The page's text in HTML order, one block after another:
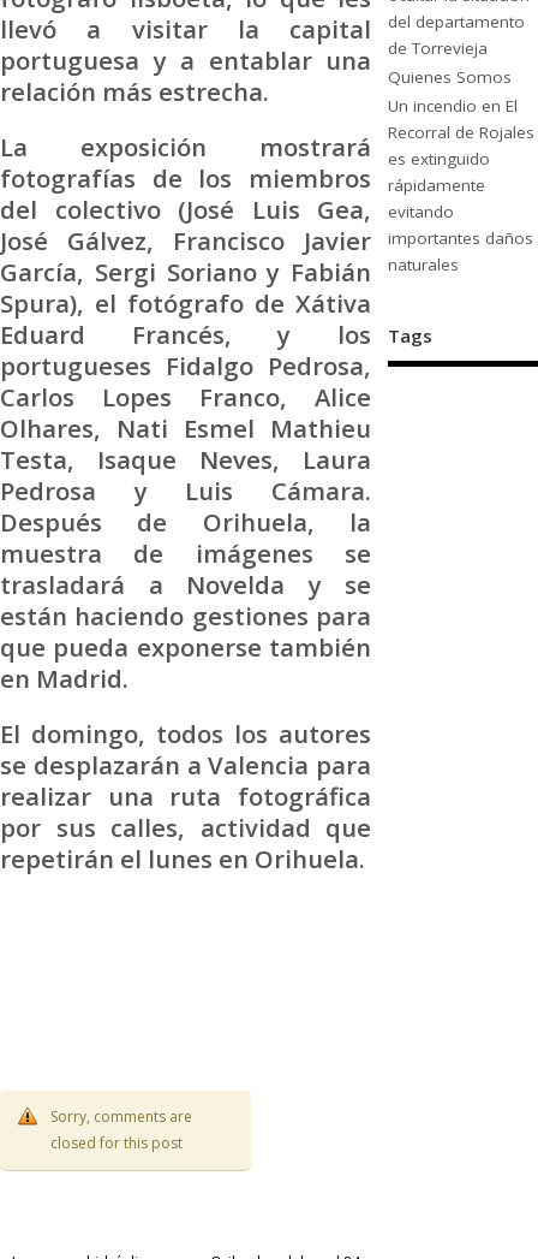
llevó a visitar la capital
portuguesa y a entablar una
relación más estrecha.
La exposición mostrará
fotografías de los miembros
del colectivo (José Luis Gea,
José Gálvez, Francisco Javier
García, Sergi Soriano y Fabián
Spura), el fotógrafo de Xátiva
Eduard Francés, y los
portugueses Fidalgo Pedrosa,
Carlos Lopes Franco, Alice
Olhares, Nati Esmel Mathieu
Testa, Isaque Neves, Laura
Pedrosa y Luis Cámara.
Después de Orihuela, la
muestra de imágenes se
trasladará a Novelda y se
están haciendo gestiones para
que pueda exponerse también
en Madrid.
El domingo, todos los autores
se desplazarán a Valencia para
realizar una ruta fotográfica
por sus calles, actividad que
repetirán el lunes en Orihuela.
Sorry, comments are
closed for this post
del departamento
de Torrevieja
Quienes Somos
Un incendio en El
Recorral de Rojales
es extinguido
rápidamente
evitando
importantes daños
naturales
Tags